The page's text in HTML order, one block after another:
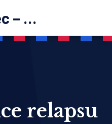
Inspirace Liberec – psychoterapie
relapsu